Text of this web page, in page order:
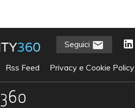
Seguici
Rss Feed Privacy e Cookie Policy